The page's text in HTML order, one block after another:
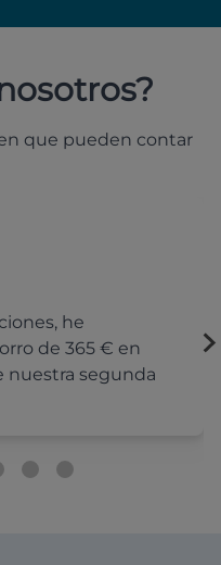
que pueden contar
he
de 365 € en
nuestra segunda